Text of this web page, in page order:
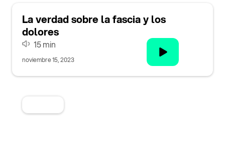
La verdad sobre la fascia y los
dolores
15 min
noviembre 15, 2023